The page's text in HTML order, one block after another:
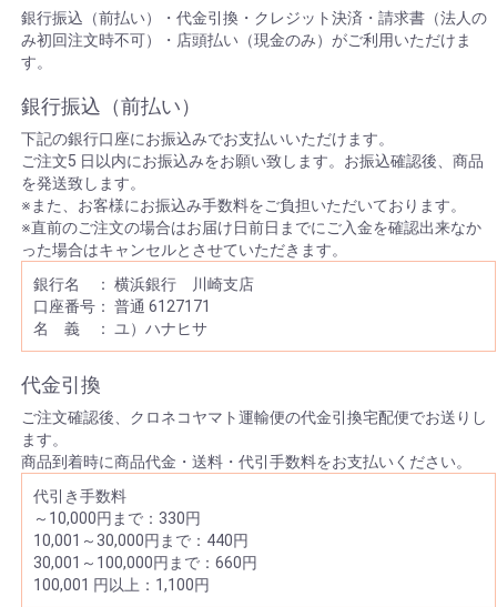
銀行振込（前払い）・代金引換・クレジット決済・請求書（法人の
み初回注文時不可）・店頭払い（現金のみ）がご利用いただけま
す。
銀行振込（前払い）
下記の銀行口座にお振込みでお支払いいただけます。
ご注文5 日以内にお振込みをお願い致します。お振込確認後、商品
を発送致します。
※また、お客様にお振込み手数料をご負担いただいております。
※直前のご注文の場合はお届け日前日までにご入金を確認出来なか
った場合はキャンセルとさせていただきます。
銀行名 ： 横浜銀行 川崎支店
口座番号： 普通 6127171
名 義 ： ユ）ハナヒサ
代金引換
ご注文確認後、クロネコヤマト運輸便の代金引換宅配便でお送りし
ます。
商品到着時に商品代金・送料・代引手数料をお支払いください。
代引き手数料
～10,000円まで：330円
10,001～30,000円まで：440円
30,001～100,000円まで：660円
100,001 円以上：1,100円